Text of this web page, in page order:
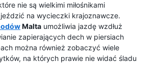
nie są wielkimi miłośnikami
na wycieczki krajoznawcze.
Malta umożliwia jazdę wzdłuż
zapierających dech w piersiach
można również zobaczyć wiele
na których prawie nie widać śladu